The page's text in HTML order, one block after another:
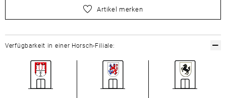
wählen Sie zuerst Ihre Größe aus
Artikel merken
Verfügbarkeit in einer Horsch-Filiale: